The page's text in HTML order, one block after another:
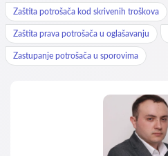
Zaštita potrošača kod skrivenih troškova
Zaštita prava potrošača u oglašavanju
Zastupanje potrošača u sporovima